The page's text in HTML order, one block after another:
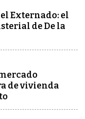
Externado: el
de De la
de vivienda